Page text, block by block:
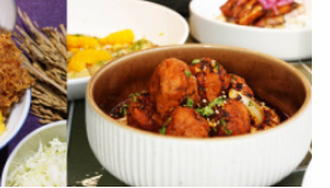
法，鹹度適中、魚肉紮實甘甜。
妤靜攝）「菜な」是日本和食專門
牌，現於東京車站、日本橋、橫濱
首度進駐台北天母百貨美食戰區，
進表示：「相較傳統日料專賣店強
『菜な』主打的是『更貼近日常』